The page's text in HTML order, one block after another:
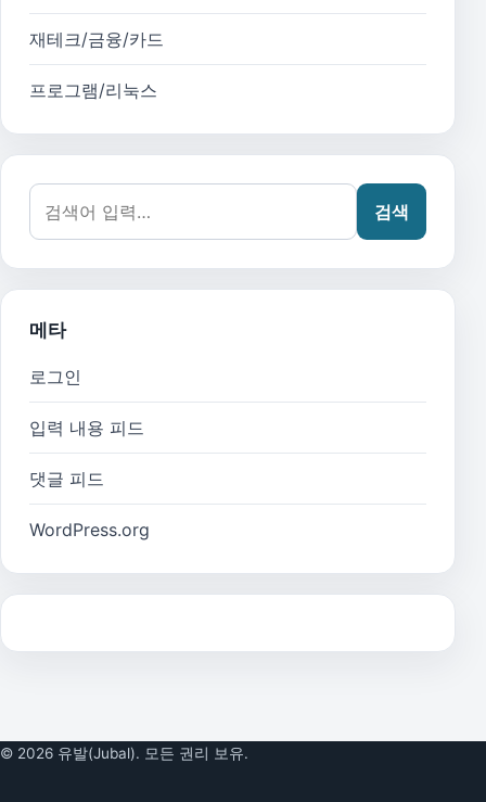
재테크/금융/카드
프로그램/리눅스
검색어:
검색
메타
로그인
입력 내용 피드
댓글 피드
WordPress.org
© 2026 유발(Jubal). 모든 권리 보유.